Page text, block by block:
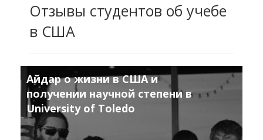
Отзывы студентов об учебе
в США
Айдар о жизни в США и
получении научной степени в
University of Toledo